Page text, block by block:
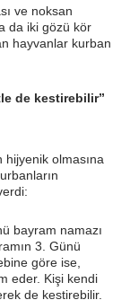
ve noksan
da iki gözü kör
hayvanlar kurban
de kestirebilir”
hijyenik olmasına
bayram namazı
3. Günü
göre ise,
eder. Kişi kendi
de kestirebilir.